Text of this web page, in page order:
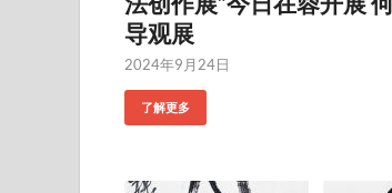
导观展
2024年9月24日
了解更多